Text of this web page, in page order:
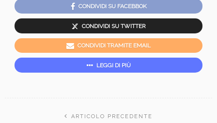
CONDIVIDI SU FACEBBOK
CONDIVIDI SU TWITTER
CONDIVIDI TRAMITE EMAIL
LEGGI DI PIÙ
ARTICOLO PRECEDENTE